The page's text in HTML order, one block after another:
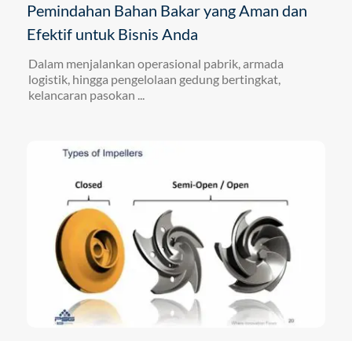
Pemindahan Bahan Bakar yang Aman dan
Efektif untuk Bisnis Anda
Dalam menjalankan operasional pabrik, armada
logistik, hingga pengelolaan gedung bertingkat,
kelancaran pasokan ...